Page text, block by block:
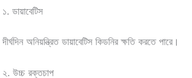
১. ডায়াবেটিস
দীর্ঘদিন অনিয়ন্ত্রিত ডায়াবেটিস কিডনির ক্ষতি করতে পারে।
২. উচ্চ রক্তচাপ